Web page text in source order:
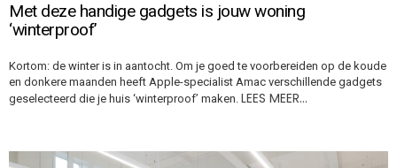
Met deze handige gadgets is jouw woning
‘winterproof’
Kortom: de winter is in aantocht. Om je goed te voorbereiden op de koude
en donkere maanden heeft Apple-specialist Amac verschillende gadgets
geselecteerd die je huis ‘winterproof’ maken. LEES MEER…